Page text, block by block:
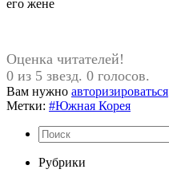
его жене
Оценка читателей!
0 из 5 звезд. 0 голосов.
Вам нужно авторизироваться
Метки: #Южная Корея
Рубрики